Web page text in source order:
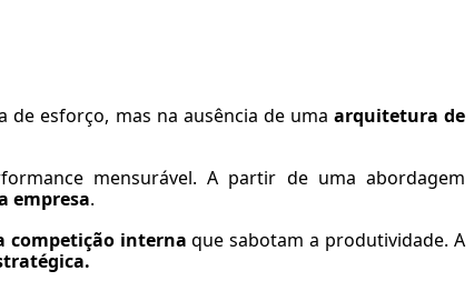
esforço, mas na ausência de uma arquitetura de
mensurável. A partir de uma abordagem
empresa.
competição interna que sabotam a produtividade. A